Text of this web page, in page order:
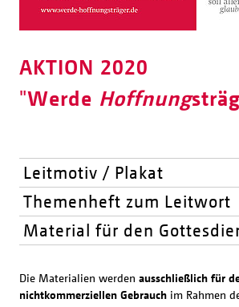
AKTION 2020
"Werde Hoffnung
Leitmotiv / Plakat
Themenheft zum Leitwort
Material für den
Die Materialien werden ausschließlich für
nichtkommerziellen Gebrauch im Rahmen